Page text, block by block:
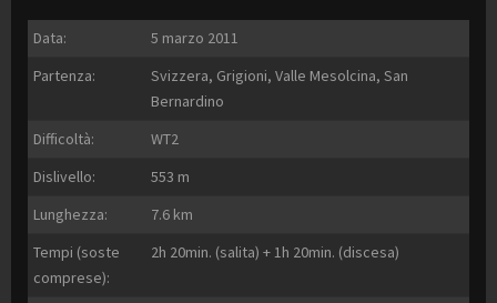
Data:
5 marzo 2011
Partenza:
Svizzera, Grigioni, Valle Mesolcina, San
Bernardino
Difficoltà:
WT2
Dislivello:
553 m
Lunghezza:
7.6 km
Tempi (soste
comprese):
2h 20min. (salita) + 1h 20min. (discesa)